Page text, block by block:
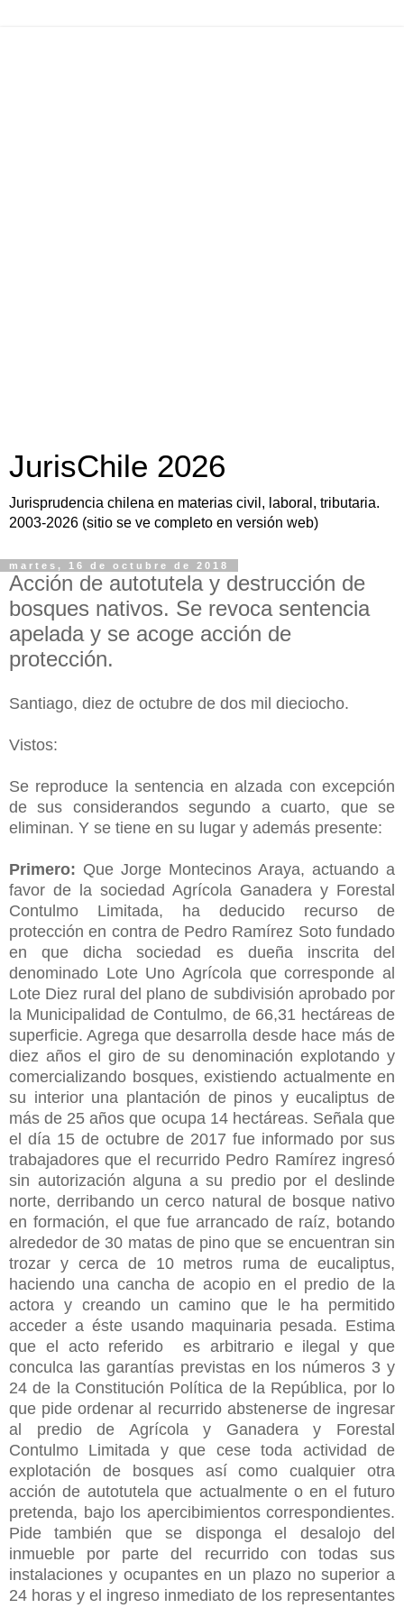
JurisChile 2026
Jurisprudencia chilena en materias civil, laboral, tributaria.
2003-2026 (sitio se ve completo en versión web)
martes, 16 de octubre de 2018
Acción de autotutela y destrucción de
bosques nativos. Se revoca sentencia
apelada y se acoge acción de
protección.
Santiago, diez de octubre de dos mil dieciocho.
Vistos:
Se reproduce la sentencia en alzada con excepción
de sus considerandos segundo a cuarto, que se
eliminan. Y se tiene en su lugar y además presente:
Primero: Que Jorge Montecinos Araya, actuando a
favor de la sociedad Agrícola Ganadera y Forestal
Contulmo Limitada, ha deducido recurso de
protección en contra de Pedro Ramírez Soto fundado
en que dicha sociedad es dueña inscrita del
denominado Lote Uno Agrícola que corresponde al
Lote Diez rural del plano de subdivisión aprobado por
la Municipalidad de Contulmo, de 66,31 hectáreas de
superficie. Agrega que desarrolla desde hace más de
diez años el giro de su denominación explotando y
comercializando bosques, existiendo actualmente en
su interior una plantación de pinos y eucaliptus de
más de 25 años que ocupa 14 hectáreas. Señala que
el día 15 de octubre de 2017 fue informado por sus
trabajadores que el recurrido Pedro Ramírez ingresó
sin autorización alguna a su predio por el deslinde
norte, derribando un cerco natural de bosque nativo
en formación, el que fue arrancado de raíz, botando
alrededor de 30 matas de pino que se encuentran sin
trozar y cerca de 10 metros ruma de eucaliptus,
haciendo una cancha de acopio en el predio de la
actora y creando un camino que le ha permitido
acceder a éste usando maquinaria pesada. Estima
que el acto referido es arbitrario e ilegal y que
conculca las garantías previstas en los números 3 y
24 de la Constitución Política de la República, por lo
que pide ordenar al recurrido abstenerse de ingresar
al predio de Agrícola y Ganadera y Forestal
Contulmo Limitada y que cese toda actividad de
explotación de bosques así como cualquier otra
acción de autotutela que actualmente o en el futuro
pretenda, bajo los apercibimientos correspondientes.
Pide también que se disponga el desalojo del
inmueble por parte del recurrido con todas sus
instalaciones y ocupantes en un plazo no superior a
24 horas y el ingreso inmediato de los representantes